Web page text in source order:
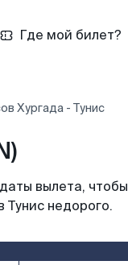
Где мой билет?
Хургада - Тунис
вылета, чтобы
Тунис недорого.